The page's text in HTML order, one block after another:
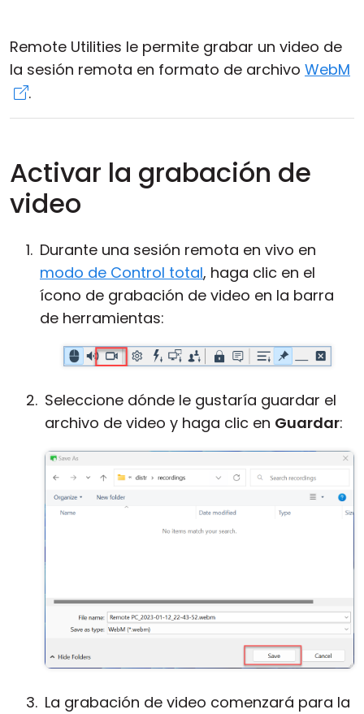
Remote Utilities le permite grabar un video de
la sesión remota en formato de archivo WebM
.
Activar la grabación de
video
Durante una sesión remota en vivo en
modo de Control total, haga clic en el
ícono de grabación de video en la barra
de herramientas:
Seleccione dónde le gustaría guardar el
archivo de video y haga clic en Guardar:
La grabación de video comenzará para la